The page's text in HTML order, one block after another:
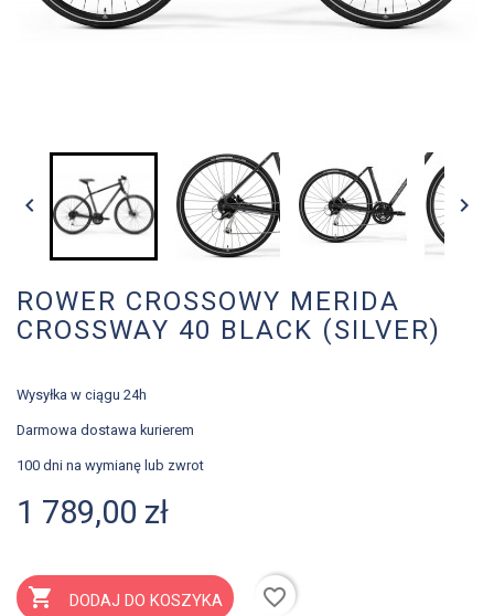
 
ROWER CROSSOWY MERIDA
CROSSWAY 40 BLACK (SILVER)
Wysyłka w ciągu 24h
Darmowa dostawa kurierem
100 dni na wymianę lub zwrot
1 789,00 zł
 DODAJ DO KOSZYKA
favorite_border